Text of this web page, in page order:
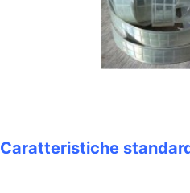
Caratteristiche